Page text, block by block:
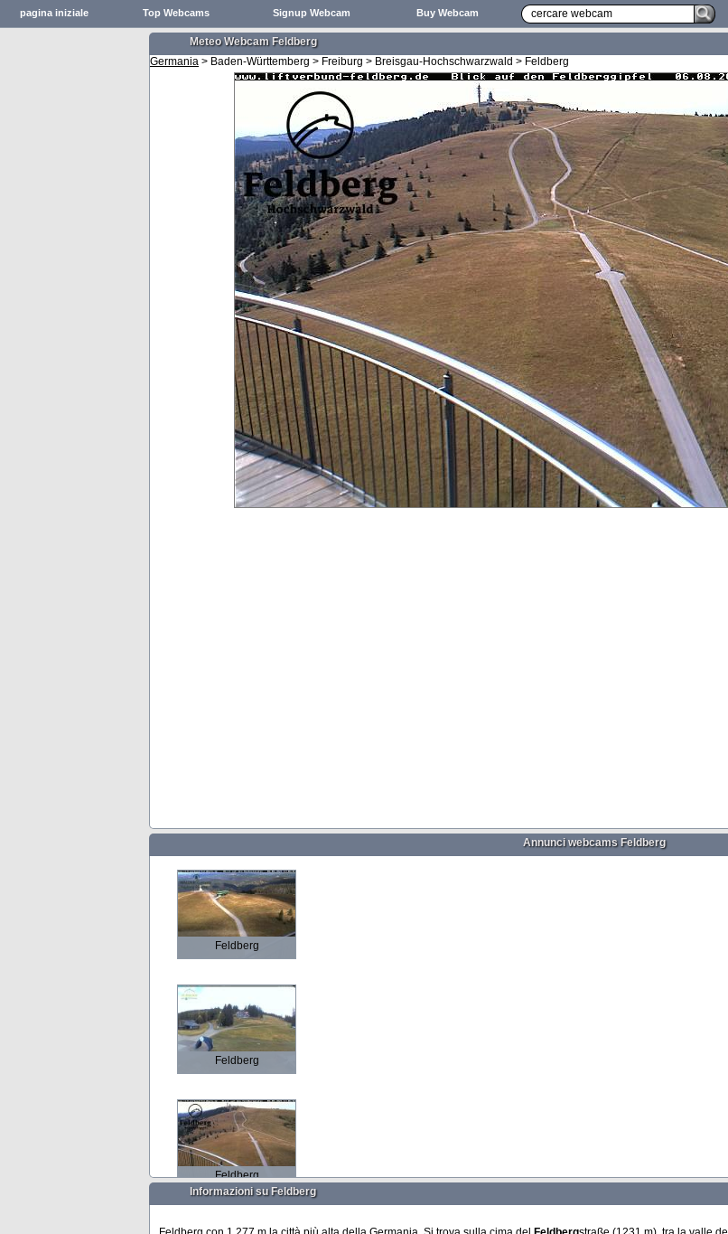
pagina iniziale Top Webcams Signup Webcam Buy Webcam
Meteo Webcam Feldberg
Germania > Baden-Württemberg > Freiburg > Breisgau-Hochschwarzwald > Feldberg
Annunci webcams Feldberg
Feldberg
Feldberg
Feldberg
Informazioni su Feldberg